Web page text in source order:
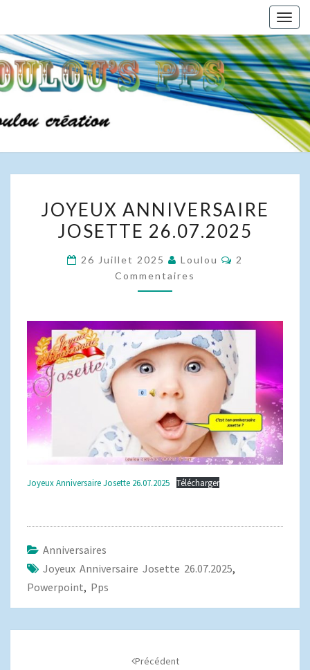
content
ANNIVERSAIRE
JOSETTE
JOYEUX ANNIVERSAIRE
JOSETTE 26.07.2025
26 Juillet 2025 Loulou
2
Commentaires
Joyeux Anniversaire Josette 26.07.2025 Télécharger
Anniversaires
Joyeux Anniversaire Josette 26.07.2025,
Powerpoint, Pps
Précédent